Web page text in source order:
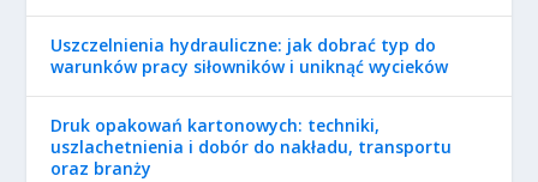
Uszczelnienia hydrauliczne: jak dobrać typ do
warunków pracy siłowników i uniknąć wycieków
Druk opakowań kartonowych: techniki,
uszlachetnienia i dobór do nakładu, transportu
oraz branży